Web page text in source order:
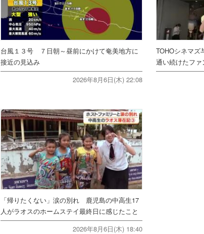
台風１３号 ７日朝～昼前にかけて奄美地方に
接近の見込み
2026年8月6日(木) 22:08
TOHOシネマ
通い続けたフ
「帰りたくない」涙の別れ 鹿児島の中高生17
人がラオスのホームステイ最終日に感じたこと
2026年8月6日(木) 18:40